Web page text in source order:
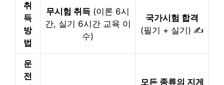
취
득
방
법
무시험 취득 (이론 6시
간, 실기 6시간 교육 이
수)
국가시험 합격
(필기 + 실기) ✍️
운
전
모든 종류의 지게